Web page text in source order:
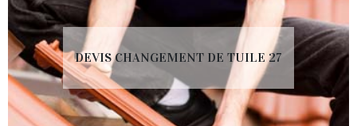
DEVIS CHANGEMENT DE TUILE 27